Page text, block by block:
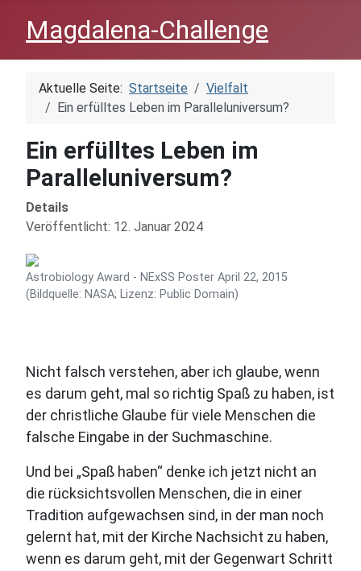
Magdalena-Challenge
Aktuelle Seite: Startseite
Vielfalt
Ein erfülltes Leben im Paralleluniversum?
Ein erfülltes Leben im
Paralleluniversum?
Details
Veröffentlicht: 12. Januar 2024
Astrobiology Award - NExSS Poster April 22, 2015
(Bildquelle: NASA; Lizenz: Public Domain)
Nicht falsch verstehen, aber ich glaube, wenn
es darum geht, mal so richtig Spaß zu haben, ist
der christliche Glaube für viele Menschen die
falsche Eingabe in der Suchmaschine.
Und bei „Spaß haben“ denke ich jetzt nicht an
die rücksichtsvollen Menschen, die in einer
Tradition aufgewachsen sind, in der man noch
gelernt hat, mit der Kirche Nachsicht zu haben,
wenn es darum geht, mit der Gegenwart Schritt